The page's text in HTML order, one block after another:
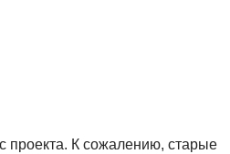
К сожалению, старые